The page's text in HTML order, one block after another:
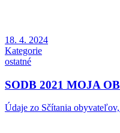
18. 4. 2024
Kategorie
ostatné
SODB 2021 MOJA
Údaje zo Sčítania